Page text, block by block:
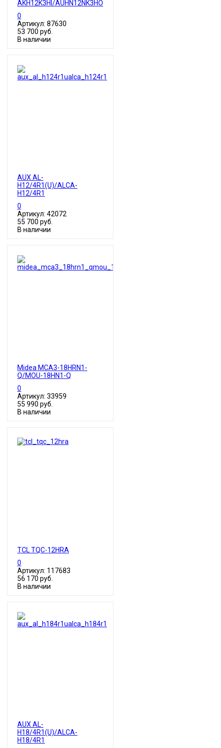
AKH12K3HI/AUHN12NK3HO
0
Артикул: 87630
53 700 руб.
В наличии
AUX AL-
H12/4R1(U)/ALCA-
H12/4R1
0
Артикул: 42072
55 700 руб.
В наличии
Midea MCA3-18HRN1-
Q/MOU-18HN1-Q
0
Артикул: 33959
55 990 руб.
В наличии
TCL TQC-12HRA
0
Артикул: 117683
56 170 руб.
В наличии
AUX AL-
H18/4R1(U)/ALCA-
H18/4R1